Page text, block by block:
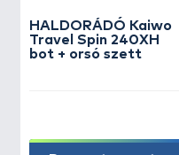
HALDORÁDÓ Kaiwo
Travel Spin 240XH
bot + orsó szett